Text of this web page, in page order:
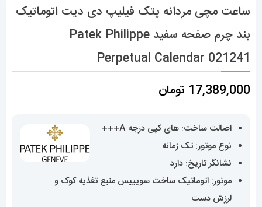
ساعت مچی مردانه پتک فیلیپ دی دیت اتوماتیک
بند چرم صفحه سفید Patek Philippe
Perpetual Calendar 021241
17,389,000 تومان
اصالت ساخت: های کپی درجه A+++
نوع موتور: تک زمانه
نشانگر تاریخ: دارد
موتور: اتوماتیک ساخت سویییس منبع تغذیه کوک و
لرزش دست